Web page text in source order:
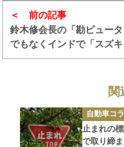
前の記事
鈴木修会長の「勘ピュー
でもなくインドで「スズ
関
カ
テ
ゴ
リ
ー
自動車コ
止まれの
で取り締